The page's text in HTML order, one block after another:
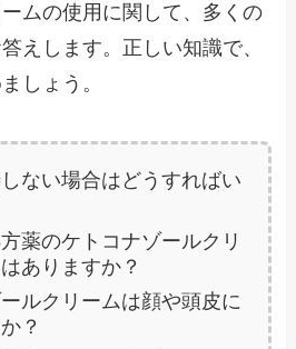
ムの使用に関して、多くの
えします。正しい知識で、
しょう。
ない場合はどうすればい
薬のケトコナゾールクリ
ありますか？
ルクリームは顔や頭皮に
？